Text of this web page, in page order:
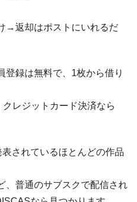
→返却はポストにいれるだ
登録は無料で、1枚から借り
レジットカード決済なら
されているほとんどの作品
、普通のサブスクで配信され